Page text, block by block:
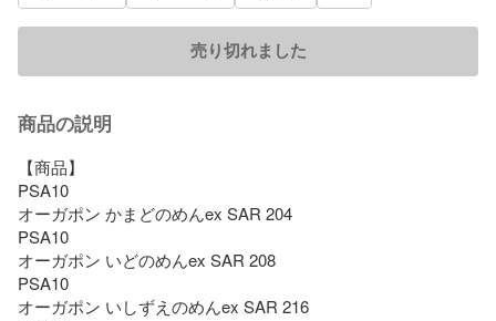
売り切れました
商品の説明
【商品】
PSA10
オーガポン かまどのめんex SAR 204
PSA10
オーガポン いどのめんex SAR 208
PSA10
オーガポン いしずえのめんex SAR 216